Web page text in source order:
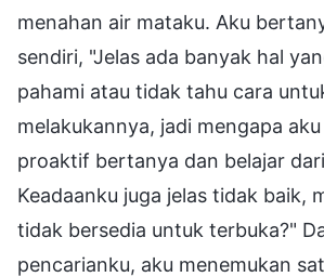
menahan air mataku. Aku
sendiri, "Jelas ada banyak hal
pahami atau tidak tahu cara
melakukannya, jadi mengapa
proaktif bertanya dan belajar
Keadaanku juga jelas tidak baik,
tidak bersedia untuk terbuka?"
pencarianku, aku menemukan